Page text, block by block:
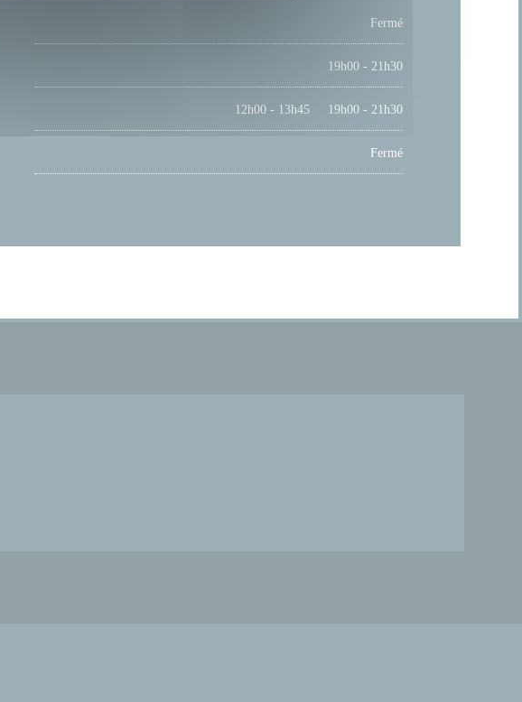
Fermé
19h00 - 21h30
12h00 - 13h45 19h00 - 21h30
Fermé